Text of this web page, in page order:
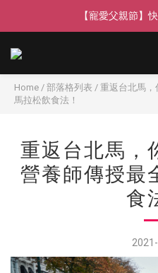
【寵愛父親節】
【寵愛父親節】
【寵愛88】指定
Home / 部落格列表 / 重返台北馬
馬拉松飲食法！
重返台北馬，
營養師傳授最
食